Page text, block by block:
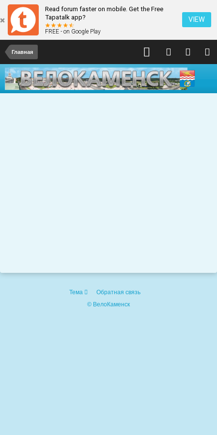
Read forum faster on mobile. Get the Free
Tapatalk app?
FREE - on Google Play
VIEW
Главная
Тема
Обратная связь
© ВелоКаменск